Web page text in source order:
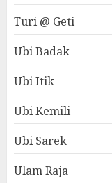
Turi @ Geti
Ubi Badak
Ubi Itik
Ubi Kemili
Ubi Sarek
Ulam Raja